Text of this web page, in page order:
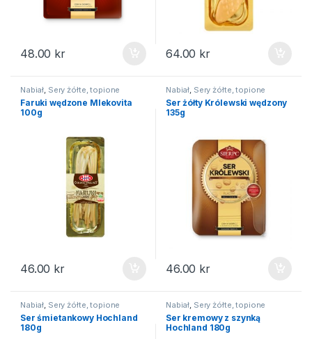
48.00 kr 64.00 kr
Nabiał, Sery żółte, topione
Faruki wędzone Mlekovita
100g
46.00 kr
Nabiał, Sery żółte, topione
Ser żółty Królewski wędzony
135g
46.00 kr
Nabiał, Sery żółte, topione
Ser śmietankowy Hochland
180g
Nabiał, Sery żółte, topione
Ser kremowy z szynką
Hochland 180g